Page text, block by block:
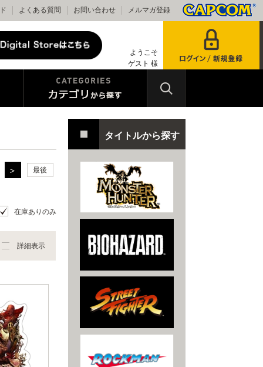
よくある質問 お問い合わせ メルマガ登録
ようこそ
ゲスト 様
最後
在庫ありのみ
詳細表示
タイトルから探す